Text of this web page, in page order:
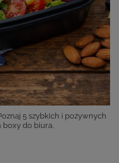
5 szybkich i pożywnych
boxy do biura.